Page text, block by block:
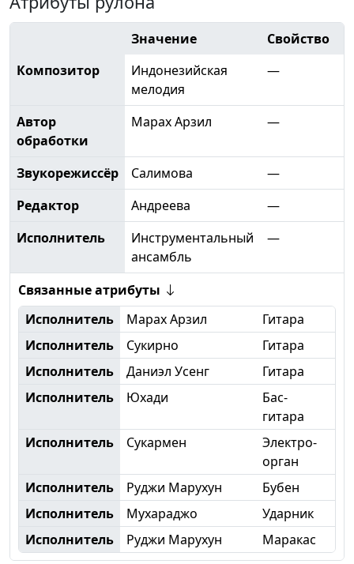
Значение
Свойство
Композитор
Индонезийская
мелодия
—
Автор
обработки
Марах Арзил —
Звукорежиссёр Салимова
—
Редактор
Андреева
—
Исполнитель
Инструментальный
ансамбль
—
Связанные атрибуты
Исполнитель
Марах Арзил
Гитара
Исполнитель
Сукирно
Гитара
Исполнитель
Даниэл Усенг
Гитара
Исполнитель
Юхади
Бас-
гитара
Исполнитель
Сукармен
Электро-
орган
Исполнитель
Руджи Марухун
Бубен
Исполнитель
Мухараджо
Ударник
Исполнитель
Руджи Марухун Маракас